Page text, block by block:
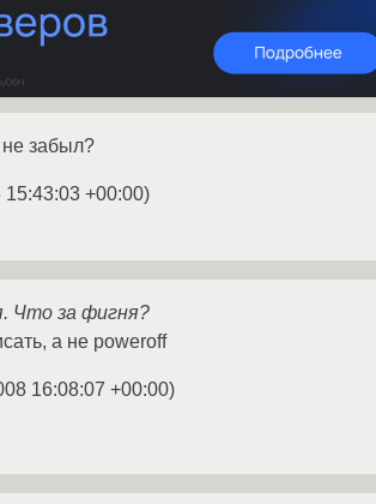
забыл?
15:43:03 +00:00)
Что за фигня?
а не poweroff
16:08:07 +00:00)